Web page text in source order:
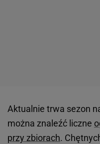
Aktualnie trwa sezon
można znaleźć liczne
przy zbiorach.